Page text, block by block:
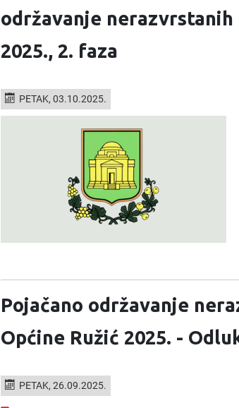
održavanje nerazvrstanih
2025., 2. faza
PETAK, 03.10.2025.
Pojačano održavanje
Općine Ružić 2025. -
PETAK, 26.09.2025.